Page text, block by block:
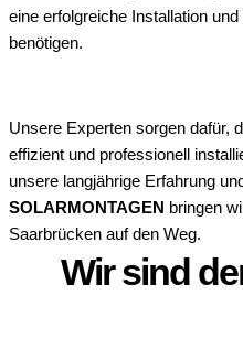
eine erfolgreiche Installation
benötigen.
Unsere Experten sorgen dafür,
effizient und professionell
unsere langjährige Erfahrung
SOLARMONTAGEN bringen
Saarbrücken auf den Weg.
Wir sind